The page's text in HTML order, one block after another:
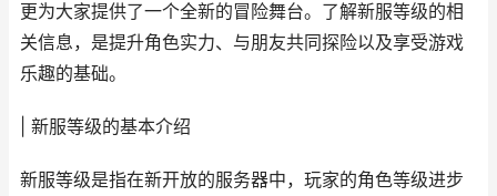
更为大家提供了一个全新的冒险舞台。了解新服等级的相
关信息，是提升角色实力、与朋友共同探险以及享受游戏
乐趣的基础。
| 新服等级的基本介绍
新服等级是指在新开放的服务器中，玩家的角色等级进步